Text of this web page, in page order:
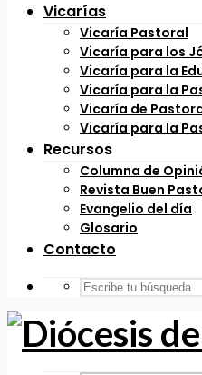
Vicarías
Vicaría Pastoral
Vicaría para los
Vicaría para la
Vicaría para la
Vicaría de
Vicaría para la
Recursos
Columna de
Revista Buen
Evangelio del día
Glosario
Contacto